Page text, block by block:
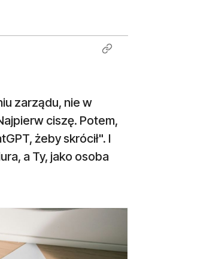
zarządu, nie w
ciszę. Potem,
żeby skrócił". I
a Ty, jako osoba